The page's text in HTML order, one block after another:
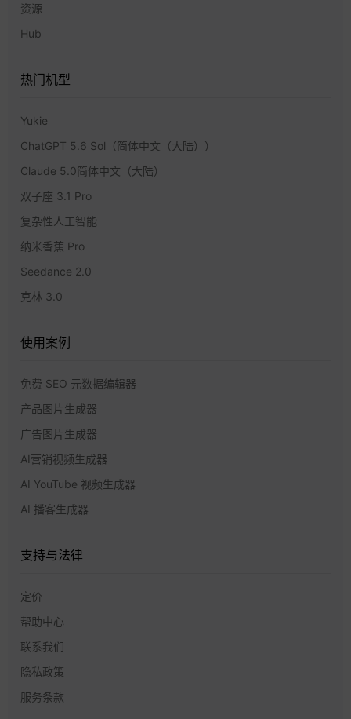
资源
Hub
热门机型
Yukie
ChatGPT 5.6 Sol（简体中文（大陆））
Claude 5.0简体中文（大陆）
双子座 3.1 Pro
复杂性人工智能
纳米香蕉 Pro
Seedance 2.0
克林 3.0
使用案例
免费 SEO 元数据编辑器
产品图片生成器
广告图片生成器
AI营销视频生成器
AI YouTube 视频生成器
AI 播客生成器
支持与法律
定价
帮助中心
联系我们
隐私政策
服务条款